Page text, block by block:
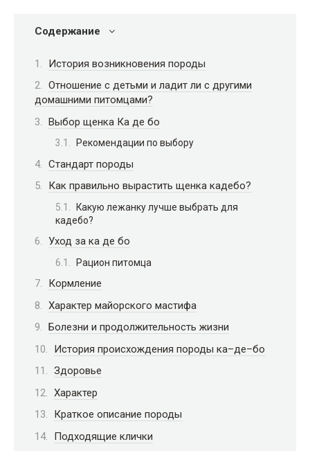
Содержание
История возникновения породы
Отношение с детьми и ладит ли с другими
домашними питомцами?
Выбор щенка Ка де бо
Рекомендации по выбору
Стандарт породы
Как правильно вырастить щенка кадебо?
Какую лежанку лучше выбрать для
кадебо?
Уход за ка де бо
Рацион питомца
Кормление
Характер майорского мастифа
Болезни и продолжительность жизни
История происхождения породы ка–де–бо
Здоровье
Характер
Краткое описание породы
Подходящие клички